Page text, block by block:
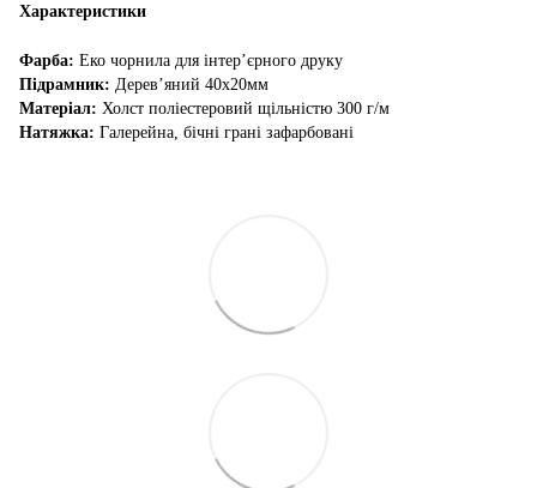
Характеристики
Фарба: Еко чорнила для інтер’єрного друку
Підрамник: Дерев’яний 40х20мм
Матеріал: Холст поліестеровий щільністю 300 г/м
Натяжка: Галерейна, бічні грані зафарбовані